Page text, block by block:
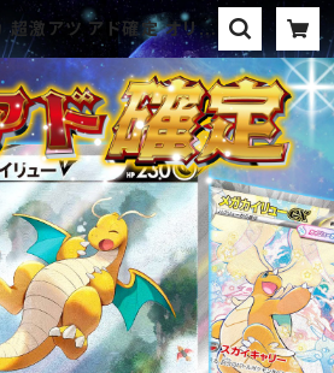
超激アツ アド確定 オリパ
ラザーズ オリパ専門店
ンピース、遊戯王、ヴァイ
ドラゴンボール)